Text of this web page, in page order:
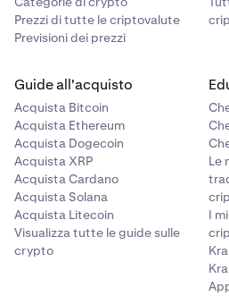
Prezzi di tutte le criptovalute
Previsioni dei prezzi
Guide all'acquisto
Acquista Bitcoin
Acquista Ethereum
Acquista Dogecoin
Acquista XRP
Acquista Cardano
Acquista Solana
Acquista Litecoin
Visualizza tutte le guide sulle
crypto
Le
I